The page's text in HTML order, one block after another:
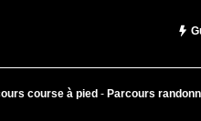
course à pied - Parcours